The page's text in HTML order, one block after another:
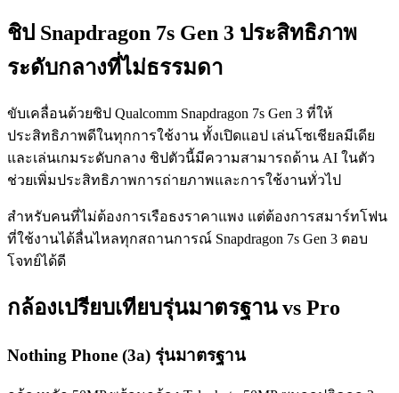
ชิป Snapdragon 7s Gen 3 ประสิทธิภาพ
ระดับกลางที่ไม่ธรรมดา
ขับเคลื่อนด้วยชิป Qualcomm Snapdragon 7s Gen 3 ที่ให้
ประสิทธิภาพดีในทุกการใช้งาน ทั้งเปิดแอป เล่นโซเชียลมีเดีย
และเล่นเกมระดับกลาง ชิปตัวนี้มีความสามารถด้าน AI ในตัว
ช่วยเพิ่มประสิทธิภาพการถ่ายภาพและการใช้งานทั่วไป
สำหรับคนที่ไม่ต้องการเรือธงราคาแพง แต่ต้องการสมาร์ทโฟน
ที่ใช้งานได้ลื่นไหลทุกสถานการณ์ Snapdragon 7s Gen 3 ตอบ
โจทย์ได้ดี
กล้องเปรียบเทียบรุ่นมาตรฐาน vs Pro
Nothing Phone (3a) รุ่นมาตรฐาน